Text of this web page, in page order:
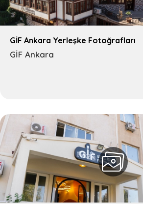
GİF Ankara Yerleşke Fotoğrafları
GİF Ankara